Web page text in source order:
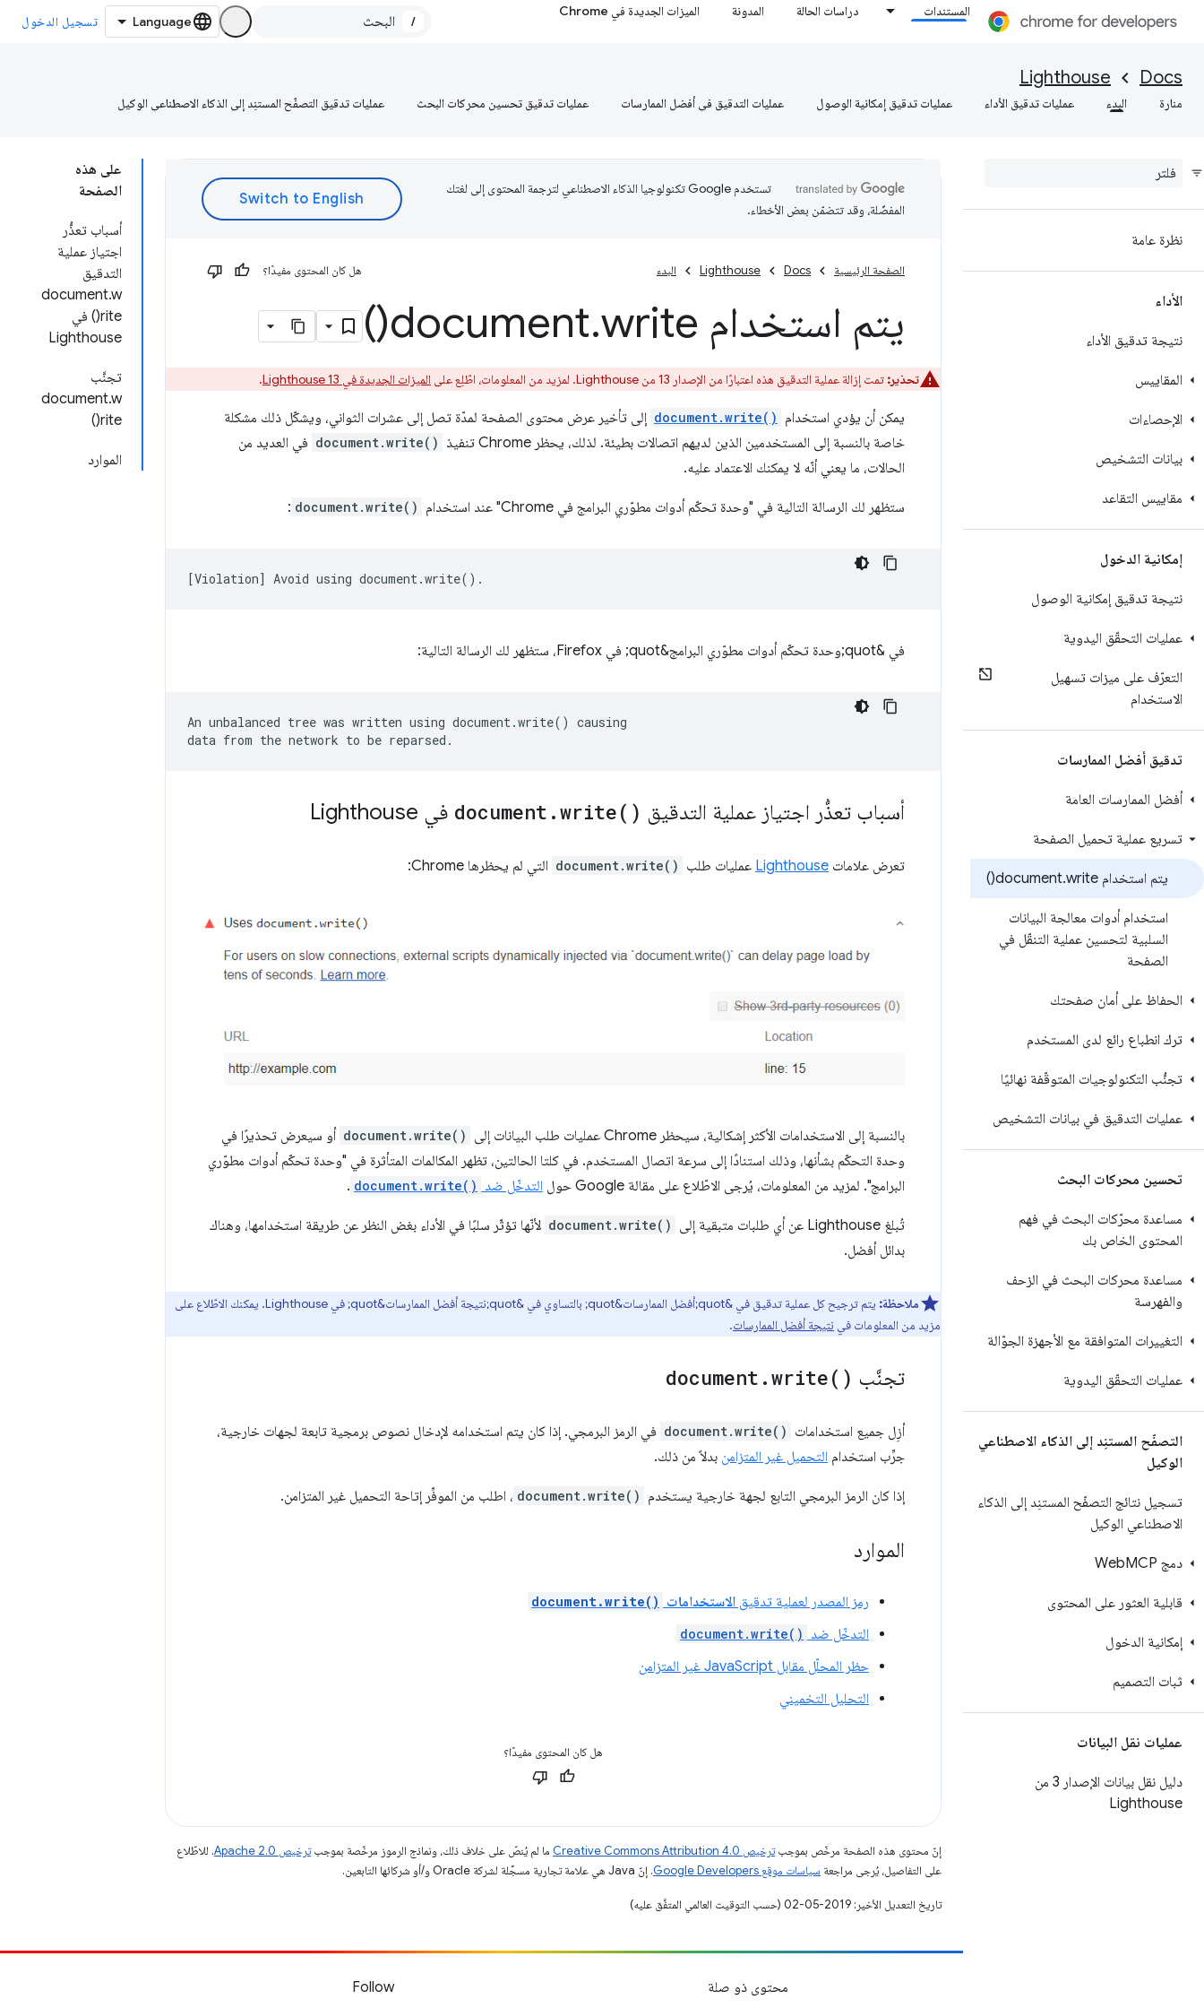
المستندات دراسات الحالة المدونة الميزات الجديدة في Chrome
/ تسجيل الدخول
Docs
Lighthouse
منارة البدء عمليات تدقيق الأداء عمليات تدقيق إمكانية الوصول عمليات التدقيق في أفضل الممارسات عمليات تدقيق تحسين محركات البحث عمليات تدقيق التصفّح المستنِد إلى الذكاء الاصطناعي الوكيل
نظرة عامة
الأداء
نتيجة تدقيق الأداء
المقاييس
الإحصاءات
بيانات التشخيص
مقاييس التقاعد
إمكانية الدخول
نتيجة تدقيق إمكانية الوصول
عمليات التحقّق اليدوية
التعرّف على ميزات تسهيل
الاستخدام
تدقيق أفضل الممارسات
أفضل الممارسات العامة
تسريع عملية تحميل الصفحة
يتم استخدام document .write(
)
استخدام أدوات معالجة البيانات
السلبية لتحسين عملية التنقّل في
الصفحة
الحفاظ على أمان صفحتك
ترك انطباع رائع لدى المستخدم
تجنُّب التكنولوجيات المتوقّفة نهائيًا
عمليات التدقيق في بيانات التشخيص
تحسين محركات البحث
مساعدة محرّكات البحث في فهم
المحتوى الخاص بك
مساعدة محركات البحث في الزحف
والفهرسة
التغييرات المتوافقة مع الأجهزة الجوّالة
عمليات التحقّق اليدوية
التصفّح المستنِد إلى الذكاء الاصطناعي
الوكيل
تسجيل نتائج التصفّح المستنِد إلى الذكاء
الاصطناعي الوكيل
دمج Web MCP
قابلية العثور على المحتوى
إمكانية الدخول
ثبات التصميم
عمليات نقل البيانات
دليل نقل بيانات الإصدار 3 من
Lighthouse
على هذه
الصفحة
أسباب تعذُّر
اجتياز عملية
التدقيق
document.w
rite() في
Lighthouse
تجنَّب
document.w
rite()
الموارد
تستخدم Google تكنولوجيا الذكاء الاصطناعي لترجمة المحتوى إلى لغتك
المفضّلة، وقد تتضمّن بعض الأخطاء.
الصفحة الرئيسية Docs
Lighthouse البدء هل كان المحتوى مفيدًا؟
يتم استخدام document .write(
)
تحذير: تمت إزالة عملية التدقيق هذه اعتبارًا من الإصدار 13 من Lighthouse. لمزيد من المعلومات، اطّلِع على الميزات الجديدة في Lighthouse 13 .
يمكن أن يؤدي استخدام document.write() إلى تأخير عرض محتوى الصفحة لمدّة تصل إلى عشرات الثواني، ويشكّل ذلك مشكلة
خاصة بالنسبة إلى المستخدمين الذين لديهم اتصالات بطيئة. لذلك، يحظر Chrome تنفيذ
document.write() في العديد من
الحالات، ما يعني أنّه لا يمكنك الاعتماد عليه.
ستظهر لك الرسالة التالية في "وحدة تحكّم أدوات مطوّري البرامج في Chrome" عند استخدام document.write()
:
في &quot;وحدة تحكّم أدوات مطوّري البرامج&quot; في Firefox، ستظهر لك الرسالة التالية:
An unbalanced tree was written using document.write() causing
أسباب تعذُّر اجتياز عملية التدقيق document .write( ) في Lighthouse
تعرض علامات Lighthouse عمليات طلب document.write() التي لم يحظرها Chrome:
بالنسبة إلى الاستخدامات الأكثر إشكالية، سيحظر Chrome عمليات طلب البيانات إلى document.write() أو سيعرض تحذيرًا في
وحدة التحكّم بشأنها، وذلك استنادًا إلى سرعة اتصال المستخدم. في كلتا الحالتين، تظهر المكالمات المتأثرة في "وحدة تحكّم أدوات مطوّري
البرامج". لمزيد من المعلومات، يُرجى الاطّلاع على مقالة Google حول
التدخّل ضد document.write()
.
تُبلغ Lighthouse عن أي طلبات متبقية إلى document.write() لأنّها تؤثّر سلبًا في الأداء بغض النظر عن طريقة استخدامها، وهناك
بدائل أفضل.
ملاحظة:
يتم ترجيح كل عملية تدقيق في &quot;أفضل الممارسات&quot; بالتساوي في &quot;نتيجة أفضل الممارسات&quot; في Lighthouse. يمكنك الاطّلاع على
مزيد من المعلومات في نتيجة أفضل الممارسات.
تجنَّب document .write( )
أزِل جميع استخدامات document.write() في الرمز البرمجي. إذا كان يتم استخدامه لإدخال نصوص برمجية تابعة لجهات خارجية،
جرِّب استخدام التحميل غير المتزامن بدلاً من ذلك.
إذا كان الرمز البرمجي التابع لجهة خارجية يستخدم document.write() ، اطلب من الموفِّر إتاحة التحميل غير المتزامن.
الموارد
رمز المصدر لعملية تدقيق الاستخدامات document.write()
التدخّل ضد document.write()
حظر المحلّل مقابل JavaScript غير المتزامن
التحليل التخميني
هل كان المحتوى مفيدًا؟
إنّ محتوى هذه الصفحة مرخّص بموجبترخيص Creative Commons Attribution 4.0‏ ما لم يُنصّ على خلاف ذلك، ونماذج الرموز مرخّصة بموجبترخيص Apache 2.0‏
. للاطّلاع
على التفاصيل، يُرجى مراجعة سياسات موقع Google Developers‏ . إنّ Java هي علامة تجارية مسجَّلة لشركة Oracle و/أو شركائها التابعين.
تاريخ التعديل الأخير: 2019-05-02 (حسب التوقيت العالمي المتفَّق عليه)
محتوى ذو صلة Follow